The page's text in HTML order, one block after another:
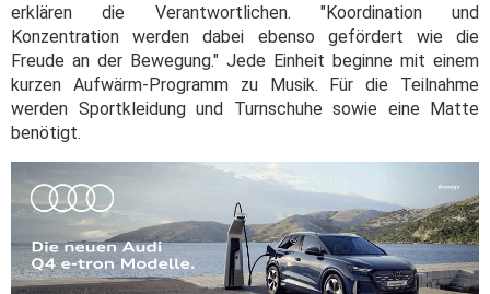
erklären die Verantwortlichen. "Koordination und
Konzentration werden dabei ebenso gefördert wie die
Freude an der Bewegung." Jede Einheit beginne mit einem
kurzen Aufwärm-Programm zu Musik. Für die Teilnahme
werden Sportkleidung und Turnschuhe sowie eine Matte
benötigt.